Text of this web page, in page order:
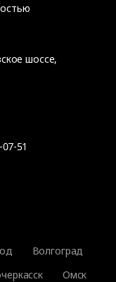
шоссе,
51
Волгоград
Омск